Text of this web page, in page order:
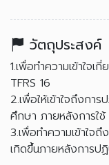
วัตถุประสงค์
1.เพื่อทำความเข้าใจ
TFRS 16
2.เพื่อให้เข้าใจถึงกา
ศึกษา ภายหลังการใช้
3.เพื่อทำความเข้าใจ
เกิดขึ้นภายหลังการป